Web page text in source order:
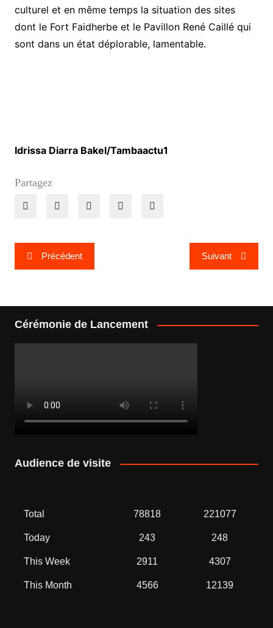
culturel et en même temps la situation des sites
dont le Fort Faidherbe et le Pavillon René Caillé qui
sont dans un état déplorable, lamentable.
Idrissa Diarra Bakel/Tambaactu1
Partagez
Navigation
de
Précédent Suivant
Cérémonie de Lancement
Audience de visite
Total 78818 221077
Today 243 248
This Week 2911 4307
This Month 4566 12139